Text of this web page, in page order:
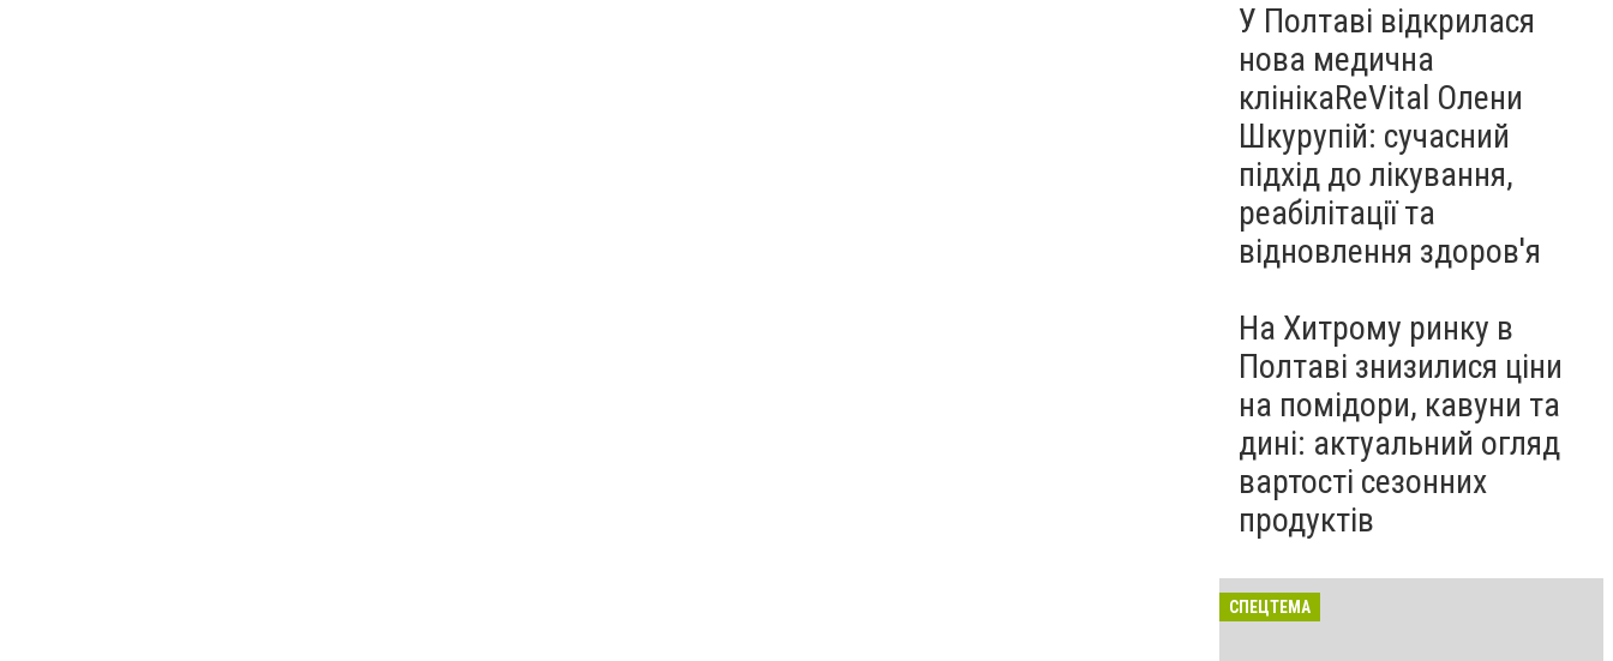
У Полтаві відкрилася
нова медична
клінікаReVital Олени
Шкурупій: сучасний
підхід до лікування,
реабілітації та
відновлення здоров'я
На Хитрому ринку в
Полтаві знизилися ціни
на помідори, кавуни та
дині: актуальний огляд
вартості сезонних
продуктів
СПЕЦТЕМА